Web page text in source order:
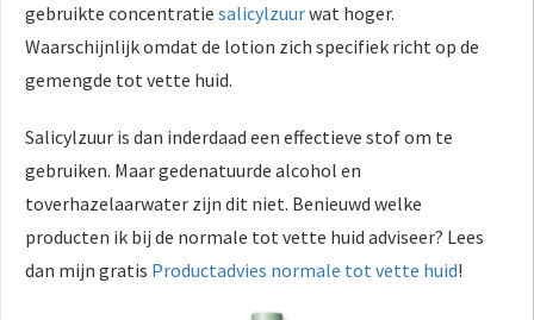
gebruikte concentratie salicylzuurwat hoger.
Waarschijnlijk omdat de lotion zich specifiek richt op de
gemengde tot vette huid.
Salicylzuur is dan inderdaad een effectieve stof om te
gebruiken. Maar gedenatuurde alcohol en
toverhazelaarwater zijn dit niet. Benieuwd welke
producten ik bij de normale tot vette huid adviseer? Lees
dan mijn gratis Productadvies normale tot vette huid!